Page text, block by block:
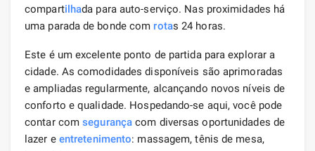
compartilhada para auto-serviço. Nas proximidades há
uma parada de bonde com rotas 24 horas.
Este é um excelente ponto de partida para explorar a
cidade. As comodidades disponíveis são aprimoradas
e ampliadas regularmente, alcançando novos níveis de
conforto e qualidade. Hospedando-se aqui, você pode
contar comsegurança com diversas oportunidades de
lazer e entretenimento: massagem, tênis de mesa,